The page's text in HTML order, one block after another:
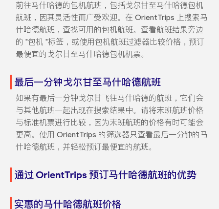
前往马什哈德的包机航班，包括戈尔甘至马什哈德包机
航班，因其灵活性而广受欢迎。在 OrientTrips 上搜索马
什哈德航班，查找可用的包机航班。查看航班结果旁边
的 "包机 "标签，或使用包机航班过滤器比较价格，预订
最便宜的戈尔甘至马什哈德包机机票。
最后一分钟戈尔甘至马什哈德航班
如果有最后一分钟戈尔甘飞往马什哈德的航班，它们会
与其他航班一起出现在搜索结果中。请将末班航班价格
与标准机票进行比较，因为末班航班的价格有时可能会
更高。使用 OrientTrips 的筛选器只查看最后一分钟的马
什哈德航班，并轻松预订最便宜的航班。
通过 OrientTrips 预订马什哈德航班的优势
实惠的马什哈德航班价格